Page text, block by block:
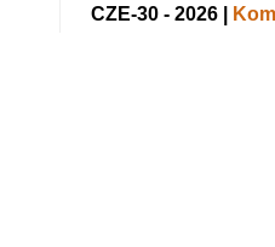
CZE-30 - 2026 |